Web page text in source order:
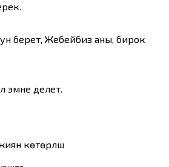
берет, Жебейбиз аны, бирок
эмне делет.
көтөрүлүшү